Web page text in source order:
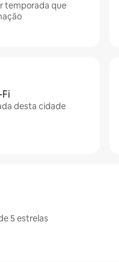
temporada que
desta cidade
5 estrelas